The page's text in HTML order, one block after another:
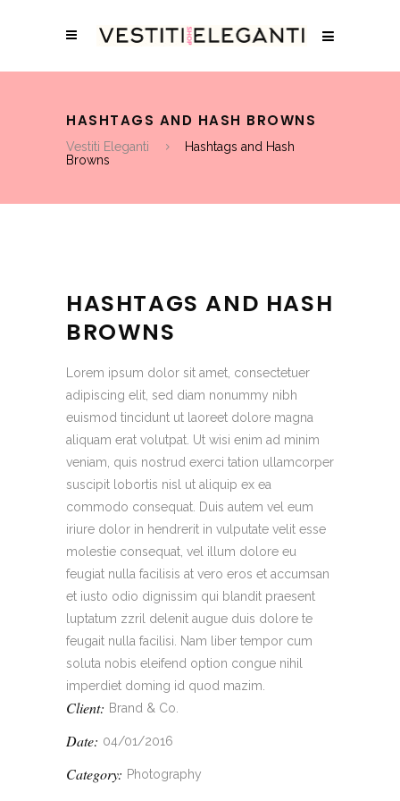
HASHTAGS AND HASH BROWNS
Vestiti Eleganti
Hashtags and Hash
Browns
HASHTAGS AND HASH
BROWNS
Lorem ipsum dolor sit amet, consectetuer
adipiscing elit, sed diam nonummy nibh
euismod tincidunt ut laoreet dolore magna
aliquam erat volutpat. Ut wisi enim ad minim
veniam, quis nostrud exerci tation ullamcorper
suscipit lobortis nisl ut aliquip ex ea
commodo consequat. Duis autem vel eum
iriure dolor in hendrerit in vulputate velit esse
molestie consequat, vel illum dolore eu
feugiat nulla facilisis at vero eros et accumsan
et iusto odio dignissim qui blandit praesent
luptatum zzril delenit augue duis dolore te
feugait nulla facilisi. Nam liber tempor cum
soluta nobis eleifend option congue nihil
imperdiet doming id quod mazim.
Client: Brand & Co.
Date: 04/01/2016
Category: Photography